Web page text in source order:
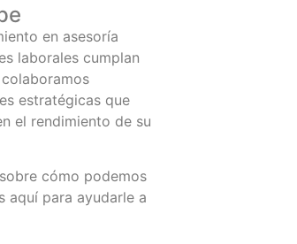
en asesoría
laborales cumplan
estratégicas que
el rendimiento de su
cómo podemos
aquí para ayudarle a